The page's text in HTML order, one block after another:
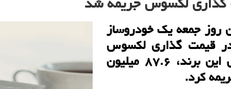
روز جمعه یك خودروساز
در قیمت گذاری لكسوس
بعنوان یكی از خودرو های لوكس این برند، ۸۷.۶ میلیون